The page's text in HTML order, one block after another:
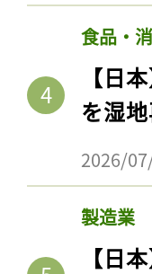
食品・
【日
を湿
2026/
製造業
【日